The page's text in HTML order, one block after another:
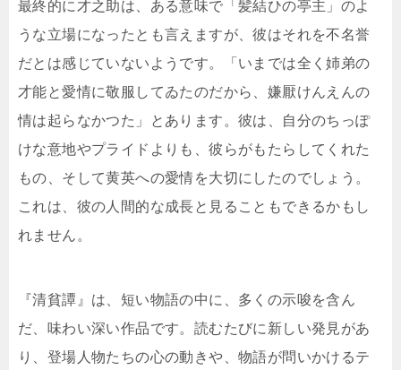
最終的に才之助は、ある意味で「髪結ひの亭主」のよ
うな立場になったとも言えますが、彼はそれを不名誉
だとは感じていないようです。「いまでは全く姉弟の
才能と愛情に敬服してゐたのだから、嫌厭けんえんの
情は起らなかつた」とあります。彼は、自分のちっぽ
けな意地やプライドよりも、彼らがもたらしてくれた
もの、そして黄英への愛情を大切にしたのでしょう。
これは、彼の人間的な成長と見ることもできるかもし
れません。
『清貧譚』は、短い物語の中に、多くの示唆を含ん
だ、味わい深い作品です。読むたびに新しい発見があ
り、登場人物たちの心の動きや、物語が問いかけるテ